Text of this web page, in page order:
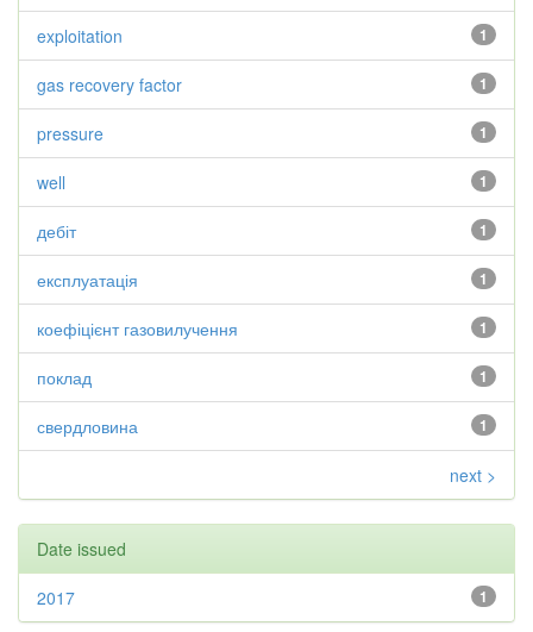
1
exploitation
1
gas recovery factor
1
pressure
1
well
1
дебіт
1
експлуатація
1
коефіцієнт газовилучення
1
поклад
1
свердловина
next >
Date issued
1
2017